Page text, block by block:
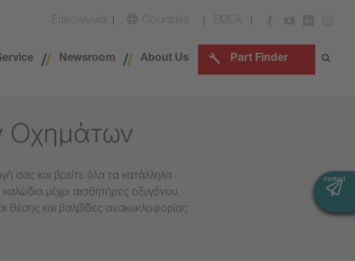
Επικοινωνία Countries EMEA
Newsroom About Us Part Finder
Οχημάτων
σας και βρείτε όλα τα κατάλληλα
μέχρι αισθητήρες οξυγόνου,
θέσης και βαλβίδες ανακυκλοφορίας
Contact
Contact